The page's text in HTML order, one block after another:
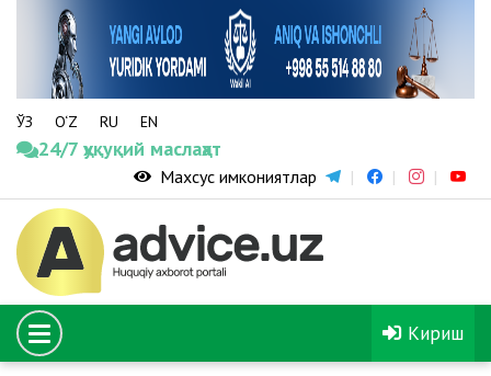
ЎЗ O‘Z RU EN
24/7 ҳуқуқий маслаҳат
Махсус имкониятлар
Кириш